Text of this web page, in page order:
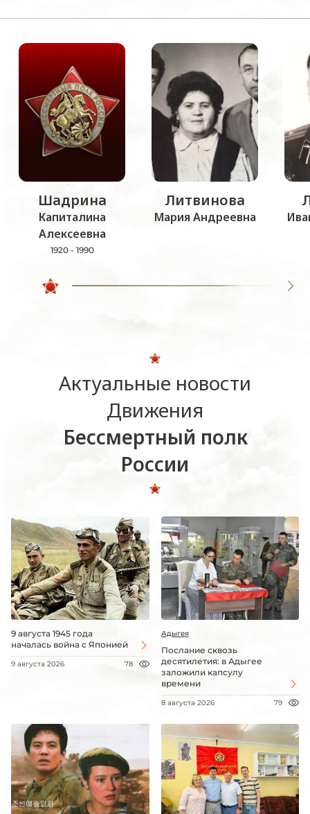
Шадрина
Капиталина
Алексеевна
1920 - 1990
Литвинова
Мария Андреевна
Актуальные новости
Движения
Бессмертный полк
России
9 августа 1945 года
началась война с Японией
9 августа 2026 78
Адыгея
Послание сквозь
десятилетия: в Адыгее
заложили капсулу
времени
8 августа 2026 79